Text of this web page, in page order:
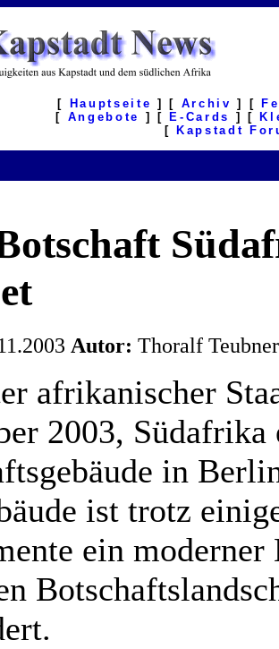
[ Hauptseite ] [ Archiv ] [
[ Angebote ] [ E-Cards ] [
[
Kapstadt
Autor: Thoralf
afrikanischer
2003, Südafrika
in
ist trotz
ein